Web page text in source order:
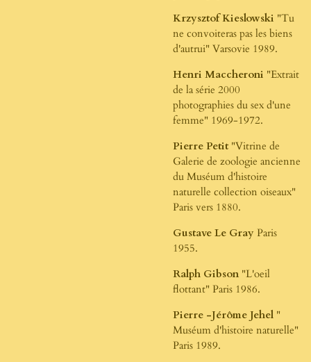
Krzysztof Kieslowski "Tu
ne convoiteras pas les biens
d'autrui" Varsovie 1989.
Henri Maccheroni "Extrait
de la série 2000
photographies du sex d'une
femme" 1969-1972.
Pierre Petit "Vitrine de
Galerie de zoologie ancienne
du Muséum d'histoire
naturelle collection oiseaux"
Paris vers 1880.
Gustave Le Gray Paris
1955.
Ralph Gibson "L'oeil
flottant" Paris 1986.
Pierre -Jérôme Jehel "
Muséum d'histoire naturelle"
Paris 1989.